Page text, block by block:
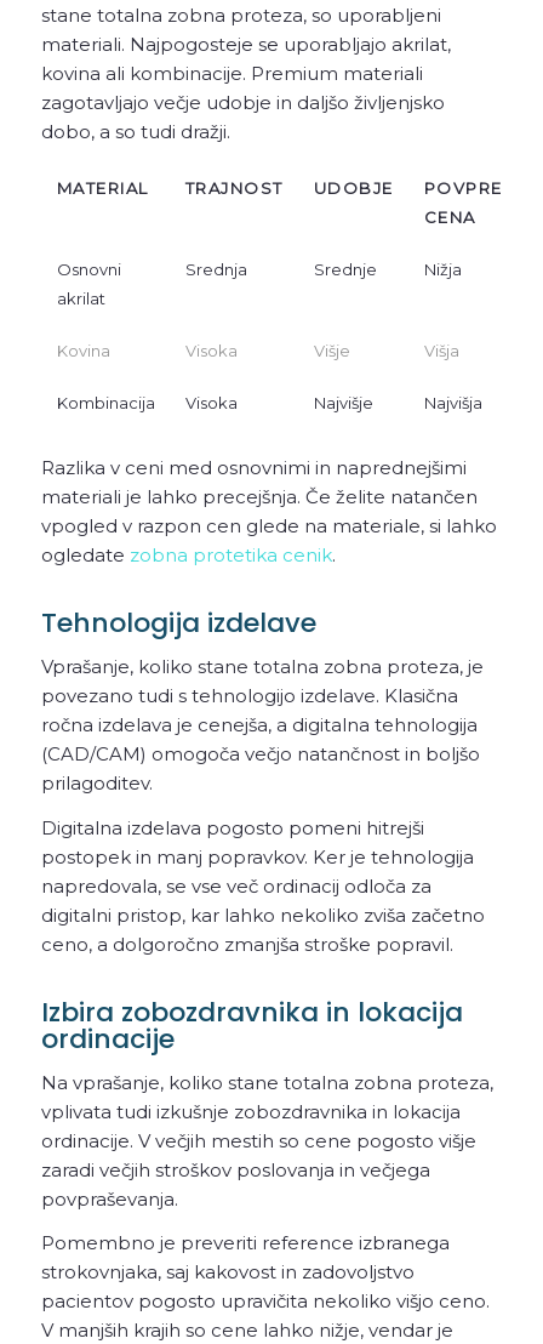
stane totalna zobna proteza, so uporabljeni
materiali. Najpogosteje se uporabljajo akrilat,
kovina ali kombinacije. Premium materiali
zagotavljajo večje udobje in daljšo življenjsko
dobo, a so tudi dražji.
MATERIAL TRAJNOST UDOBJE
POVPREČNA
CENA
Osnovni
akrilat
Srednja Srednje Nižja
Kovina Visoka Višje Višja
Kombinacija Visoka Najvišje Najvišja
Razlika v ceni med osnovnimi in naprednejšimi
materiali je lahko precejšnja. Če želite natančen
vpogled v razpon cen glede na materiale, si lahko
ogledate zobna protetika cenik.
Tehnologija izdelave
Vprašanje, koliko stane totalna zobna proteza, je
povezano tudi s tehnologijo izdelave. Klasična
ročna izdelava je cenejša, a digitalna tehnologija
(CAD/CAM) omogoča večjo natančnost in boljšo
prilagoditev.
Digitalna izdelava pogosto pomeni hitrejši
postopek in manj popravkov. Ker je tehnologija
napredovala, se vse več ordinacij odloča za
digitalni pristop, kar lahko nekoliko zviša začetno
ceno, a dolgoročno zmanjša stroške popravil.
Izbira zobozdravnika in lokacija
ordinacije
Na vprašanje, koliko stane totalna zobna proteza,
vplivata tudi izkušnje zobozdravnika in lokacija
ordinacije. V večjih mestih so cene pogosto višje
zaradi večjih stroškov poslovanja in večjega
povpraševanja.
Pomembno je preveriti reference izbranega
strokovnjaka, saj kakovost in zadovoljstvo
pacientov pogosto upravičita nekoliko višjo ceno.
V manjših krajih so cene lahko nižje, vendar je